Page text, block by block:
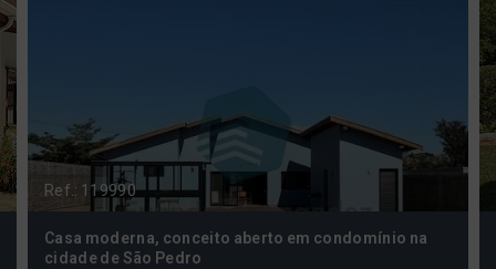
Ref.: 119990
Casa moderna, conceito aberto em condomínio na
cidade de São Pedro